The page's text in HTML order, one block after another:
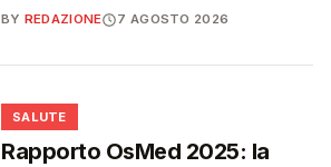
BY REDAZIONE 7 AGOSTO 2026
SALUTE
Rapporto OsMed 2025: la